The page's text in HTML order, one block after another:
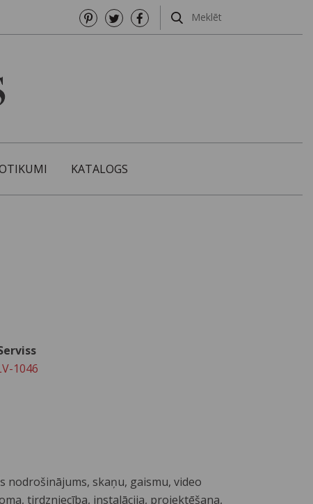
KATALOGS
1046
nodrošinājums, skaņu, gaismu, video
tirdzniecība, instalācija, projektēšana,